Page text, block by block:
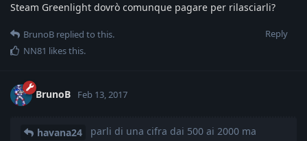
Steam Greenlight dovrò comunque pagare per rilasciarli?
Reply
BrunoB replied to this.
NN81 likes this.
BrunoB Feb 13, 2017
havana24
parli di una cifra dai 500 ai 2000 ma